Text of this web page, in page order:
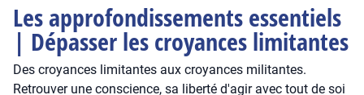
Les approfondissements essentiels
| Dépasser les croyances limitantes
Des croyances limitantes aux croyances militantes.
Retrouver une conscience, sa liberté d'agir avec tout de soi